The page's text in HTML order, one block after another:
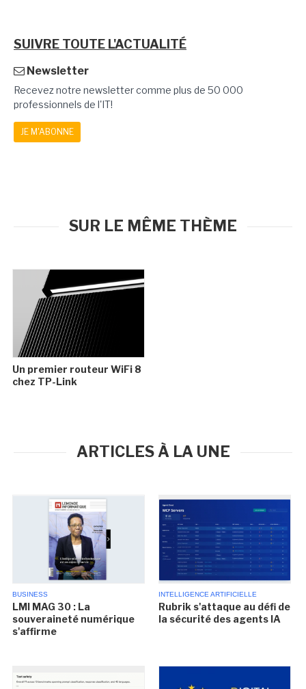
SUIVRE TOUTE L'ACTUALITÉ
Newsletter
Recevez notre newsletter comme plus de 50 000
professionnels de l'IT!
JE M'ABONNE
SUR LE MÊME THÈME
Un premier routeur WiFi 8
chez TP-Link
ARTICLES À LA UNE
BUSINESS
LMI MAG 30 : La
souveraineté numérique
s'affirme
INTELLIGENCE ARTIFICIELLE
Rubrik s'attaque au défi de
la sécurité des agents IA